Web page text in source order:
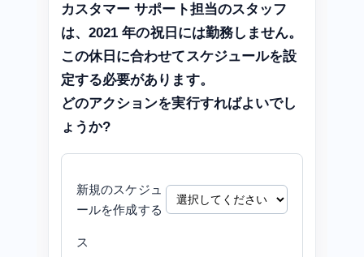
カスタマー サポート担当のスタッフ
は、2021 年の祝日には勤務しません。
この休日に合わせてスケジュールを設
定する必要があります。
どのアクションを実行すればよいでし
ょうか?
新規のスケジュ
ールを作成する
ス